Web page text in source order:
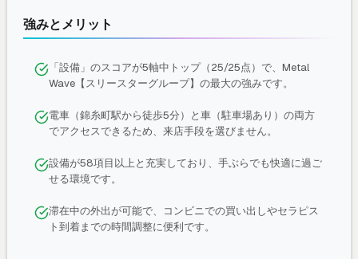
強みとメリット
「設備」のスコアが5軸中トップ（25/25点）で、Metal
Wave【スリースターグループ】の最大の強みです。
電車（錦糸町駅から徒歩5分）と車（駐車場あり）の両方
でアクセスできるため、来店手段を選びません。
設備が58項目以上と充実しており、手ぶらでも快適に過ご
せる環境です。
滞在中の外出が可能で、コンビニでの買い出しやセラピス
ト到着までの時間調整に便利です。